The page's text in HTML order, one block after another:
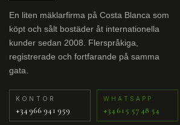
En liten mäklarfirma på Costa Blanca som
köpt och sålt bostäder åt internationella
kunder sedan 2008. Flerspråkiga,
registrerade och fortfarande på samma
gata.
KONTOR
+34 966 941 959
WHATSAPP
+34 615 57 48 54